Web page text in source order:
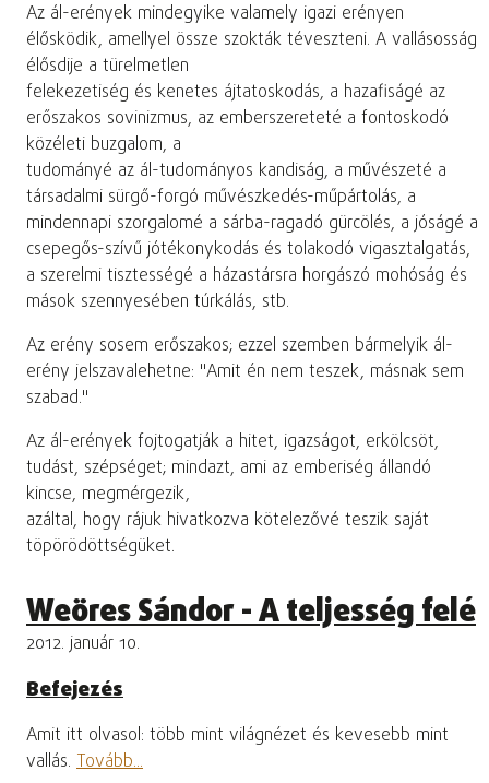
Az ál-erények mindegyike valamely igazi erényen
élősködik, amellyel össze szokták téveszteni. A vallásosság
élősdije a türelmetlen
felekezetiség és kenetes ájtatoskodás, a hazafiságé az
erőszakos sovinizmus, az emberszereteté a fontoskodó
közéleti buzgalom, a
tudományé az ál-tudományos kandiság, a művészeté a
társadalmi sürgő-forgó művészkedés-műpártolás, a
mindennapi szorgalomé a sárba-ragadó gürcölés, a jóságé a
csepegős-szívű jótékonykodás és tolakodó vigasztalgatás,
a szerelmi tisztességé a házastársra horgászó mohóság és
mások szennyesében túrkálás, stb.
Az erény sosem erőszakos; ezzel szemben bármelyik ál-
erény jelszavalehetne: "Amit én nem teszek, másnak sem
szabad."
Az ál-erények fojtogatják a hitet, igazságot, erkölcsöt,
tudást, szépséget; mindazt, ami az emberiség állandó
kincse, megmérgezik,
azáltal, hogy rájuk hivatkozva kötelezővé teszik saját
töpörödöttségüket.
Weöres Sándor - A teljesség felé
2012. január 10.
Befejezés
Amit itt olvasol: több mint világnézet és kevesebb mint
vallás. Tovább...